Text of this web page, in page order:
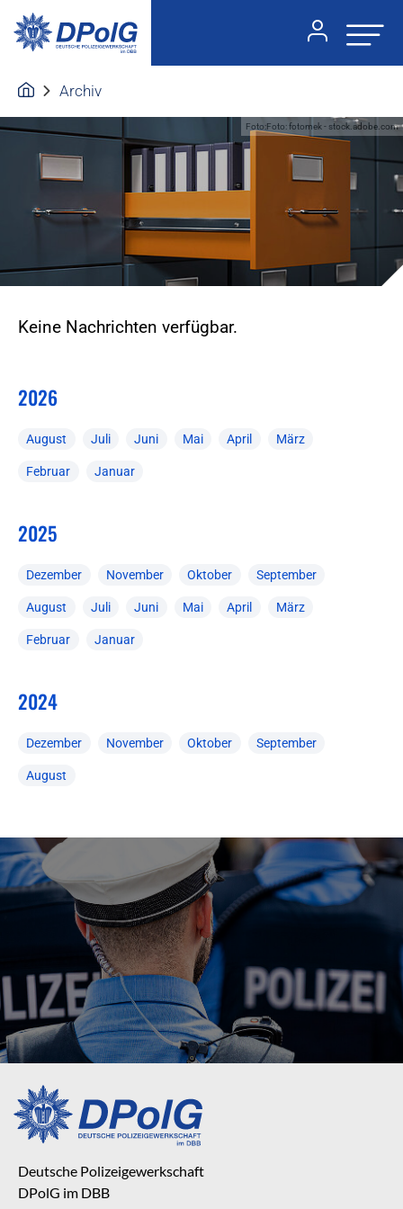
Archiv
Foto:Foto: fotomek - stock.adobe.com
Keine Nachrichten verfügbar.
2026
August Juli Juni Mai April März
Februar Januar
2025
Dezember November Oktober September
August Juli Juni Mai April März
Februar Januar
2024
Dezember November Oktober September
August
Deutsche Polizeigewerkschaft
DPolG im DBB